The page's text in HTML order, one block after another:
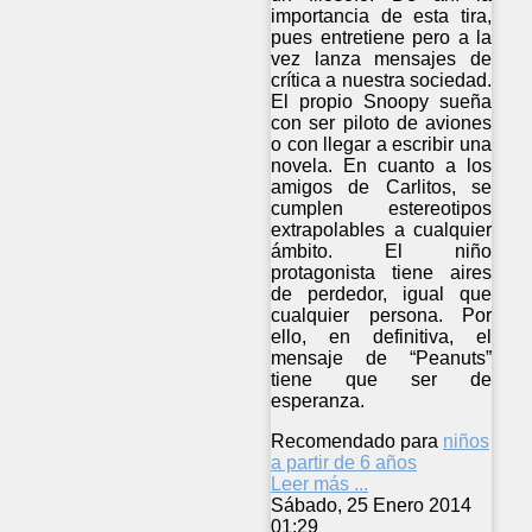
importancia de esta tira,
pues entretiene pero a la
vez lanza mensajes de
crítica a nuestra sociedad.
El propio Snoopy sueña
con ser piloto de aviones
o con llegar a escribir una
novela. En cuanto a los
amigos de Carlitos, se
cumplen estereotipos
extrapolables a cualquier
ámbito. El niño
protagonista tiene aires
de perdedor, igual que
cualquier persona. Por
ello, en definitiva, el
mensaje de “Peanuts”
tiene que ser de
esperanza.
Recomendado para niños
a partir de 6 años
Leer más ...
Sábado, 25 Enero 2014
01:29